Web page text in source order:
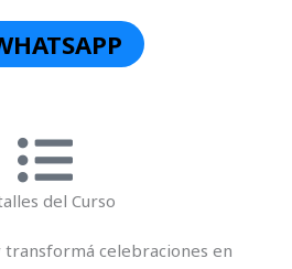
del Curso
celebraciones en